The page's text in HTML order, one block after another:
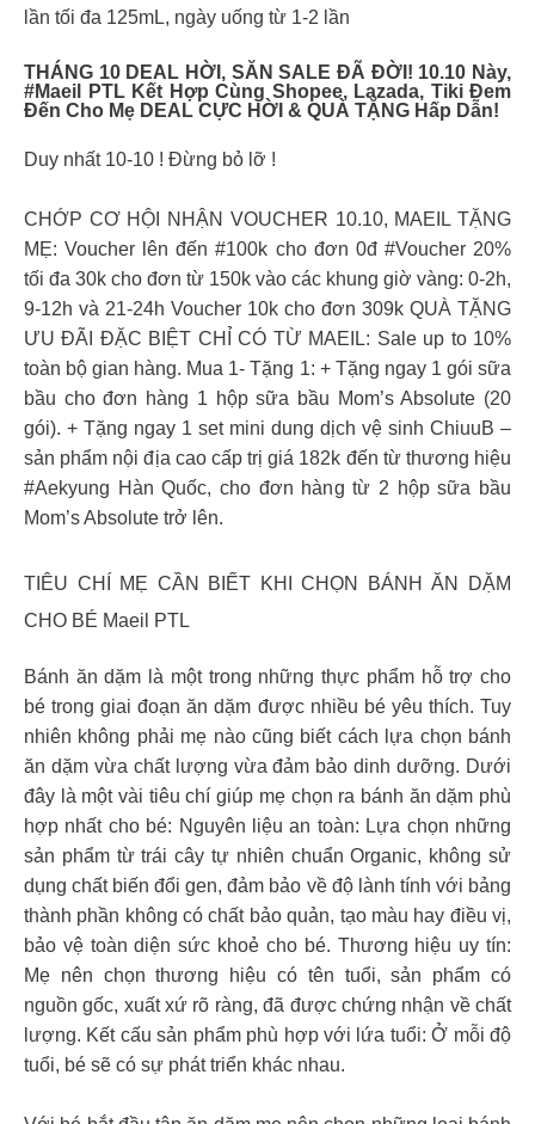
lần tối đa 125mL, ngày uống từ 1-2 lần
THÁNG 10 DEAL HỜI, SĂN SALE ĐÃ ĐỜI! 10.10 Này,
#Maeil PTL Kết Hợp Cùng Shopee, Lazada, Tiki Đem
Đến Cho Mẹ DEAL CỰC HỜI & QUÀ TẶNG Hấp Dẫn!
Duy nhất 10-10 ! Đừng bỏ lỡ !
CHỚP CƠ HỘI NHẬN VOUCHER 10.10, MAEIL TẶNG
MẸ: Voucher lên đến #100k cho đơn 0đ #Voucher 20%
tối đa 30k cho đơn từ 150k vào các khung giờ vàng: 0-2h,
9-12h và 21-24h Voucher 10k cho đơn 309k QUÀ TẶNG
ƯU ĐÃI ĐẶC BIỆT CHỈ CÓ TỪ MAEIL: Sale up to 10%
toàn bộ gian hàng. Mua 1- Tặng 1: + Tặng ngay 1 gói sữa
bầu cho đơn hàng 1 hộp sữa bầu Mom’s Absolute (20
gói). + Tặng ngay 1 set mini dung dịch vệ sinh ChiuuB –
sản phẩm nội địa cao cấp trị giá 182k đến từ thương hiệu
#Aekyung Hàn Quốc, cho đơn hàng từ 2 hộp sữa bầu
Mom’s Absolute trở lên.
TIÊU CHÍ MẸ CẦN BIẾT KHI CHỌN BÁNH ĂN DẶM
CHO BÉ Maeil PTL
Bánh ăn dặm là một trong những thực phẩm hỗ trợ cho
bé trong giai đoạn ăn dặm được nhiều bé yêu thích. Tuy
nhiên không phải mẹ nào cũng biết cách lựa chọn bánh
ăn dặm vừa chất lượng vừa đảm bảo dinh dưỡng. Dưới
đây là một vài tiêu chí giúp mẹ chọn ra bánh ăn dặm phù
hợp nhất cho bé: Nguyên liệu an toàn: Lựa chọn những
sản phẩm từ trái cây tự nhiên chuẩn Organic, không sử
dụng chất biến đổi gen, đảm bảo về độ lành tính với bảng
thành phần không có chất bảo quản, tạo màu hay điều vị,
bảo vệ toàn diện sức khoẻ cho bé. Thương hiệu uy tín:
Mẹ nên chọn thương hiệu có tên tuổi, sản phẩm có
nguồn gốc, xuất xứ rõ ràng, đã được chứng nhận về chất
lượng. Kết cấu sản phẩm phù hợp với lứa tuổi: Ở mỗi độ
tuổi, bé sẽ có sự phát triển khác nhau.